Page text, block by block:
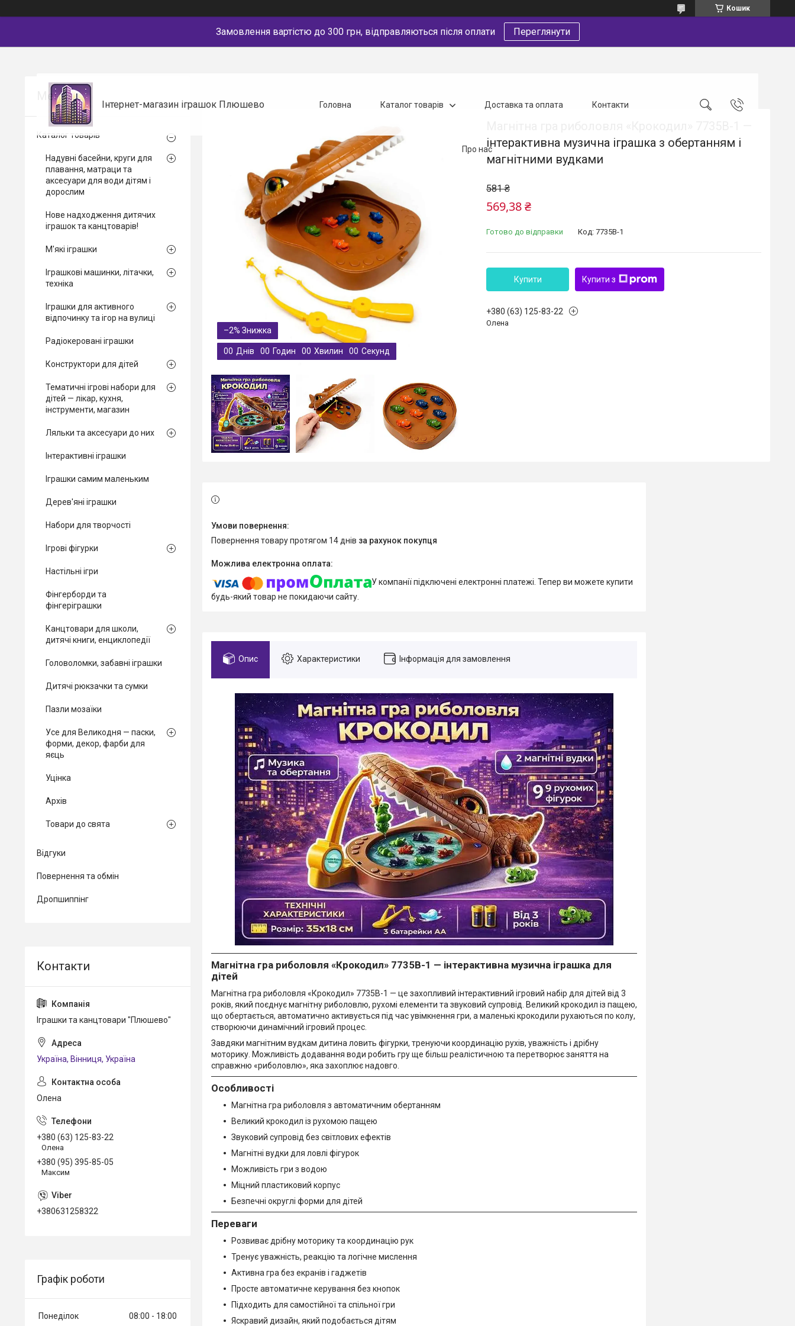
Кошик
Замовлення вартістю до 300 грн, відправляються після оплати Переглянути
Інтернет-магазин іграшок Плюшево Головна Каталог товарів Доставка та оплата Контакти
Про нас
–2%
00 Днів 00 Годин 00 Хвилин 00 Секунд
інтерактивна музична іграшка з обертанням і
магнітними вудками
581 ₴
569,38 ₴
Готово до відправки Код: 7735B-1
Купити Купити з
+380 (63) 125-83-22
Олена
повернення товару протягом 14 днів за рахунок покупця
У компанії підключені електронні платежі. Тепер ви можете купити
будь-який товар не покидаючи сайту.
Опис Характеристики Інформація для замовлення
Магнітна гра риболовля «Крокодил» 7735B-1 — інтерактивна музична іграшка для
дітей
Магнітна гра риболовля «Крокодил» 7735B-1 — це захопливий інтерактивний ігровий набір для дітей від 3
років, який поєднує магнітну риболовлю, рухомі елементи та звуковий супровід. Великий крокодил із пащею,
що обертається, автоматично активується під час увімкнення гри, а маленькі крокодили рухаються по колу,
створюючи динамічний ігровий процес.
Завдяки магнітним вудкам дитина ловить фігурки, тренуючи координацію рухів, уважність і дрібну
моторику. Можливість додавання води робить гру ще більш реалістичною та перетворює заняття на
справжню «риболовлю», яка захоплює надовго.
Особливості
Магнітна гра риболовля з автоматичним обертанням
Великий крокодил із рухомою пащею
Звуковий супровід без світлових ефектів
Магнітні вудки для ловлі фігурок
Можливість гри з водою
Міцний пластиковий корпус
Безпечні округлі форми для дітей
Переваги
Розвиває дрібну моторику та координацію рук
Тренує уважність, реакцію та логічне мислення
Активна гра без екранів і гаджетів
Просте автоматичне керування без кнопок
Підходить для самостійної та спільної гри
Яскравий дизайн, який подобається дітям
Каталог товарів
Надувні басейни, круги для
плавання, матраци та
аксесуари для води дітям і
дорослим
Нове надходження дитячих
іграшок та канцтоварів!
М'які іграшки
Іграшкові машинки, літачки,
техніка
Іграшки для активного
відпочинку та ігор на вулиці
Радіокеровані іграшки
Конструктори для дітей
Тематичні ігрові набори для
дітей — лікар, кухня,
інструменти, магазин
Ляльки та аксесуари до них
Інтерактивні іграшки
Іграшки самим маленьким
Дерев'яні іграшки
Набори для творчості
Ігрові фігурки
Настільні ігри
Фінгерборди та
фінгеріграшки
Канцтовари для школи,
дитячі книги, енциклопедії
Головоломки, забавні іграшки
Дитячі рюкзачки та сумки
Пазли мозаїки
Усе для Великодня — паски,
форми, декор, фарби для
яєць
Уцінка
Архів
Товари до свята
Відгуки
Повернення та обмін
Дропшиппінг
Іграшки та канцтовари "Плюшево"
Україна, Вінниця, Україна
Олена
+380 (63) 125-83-22
Олена
+380 (95) 395-85-05
Максим
+380631258322
Графік роботи
Понеділок 08:00
18:00